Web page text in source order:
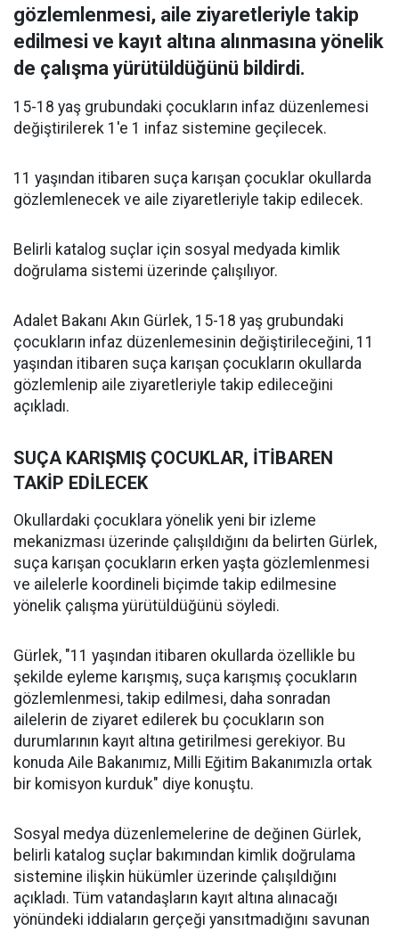
gözlemlenmesi, aile ziyaretleriyle takip
edilmesi ve kayıt altına alınmasına yönelik
de çalışma yürütüldüğünü bildirdi.
15-18 yaş grubundaki çocukların infaz düzenlemesi
değiştirilerek 1'e 1 infaz sistemine geçilecek.
11 yaşından itibaren suça karışan çocuklar okullarda
gözlemlenecek ve aile ziyaretleriyle takip edilecek.
Belirli katalog suçlar için sosyal medyada kimlik
doğrulama sistemi üzerinde çalışılıyor.
Adalet Bakanı Akın Gürlek, 15-18 yaş grubundaki
çocukların infaz düzenlemesinin değiştirileceğini, 11
yaşından itibaren suça karışan çocukların okullarda
gözlemlenip aile ziyaretleriyle takip edileceğini
açıkladı.
SUÇA KARIŞMIŞ ÇOCUKLAR, İTİBAREN
TAKİP EDİLECEK
Okullardaki çocuklara yönelik yeni bir izleme
mekanizması üzerinde çalışıldığını da belirten Gürlek,
suça karışan çocukların erken yaşta gözlemlenmesi
ve ailelerle koordineli biçimde takip edilmesine
yönelik çalışma yürütüldüğünü söyledi.
Gürlek, "11 yaşından itibaren okullarda özellikle bu
şekilde eyleme karışmış, suça karışmış çocukların
gözlemlenmesi, takip edilmesi, daha sonradan
ailelerin de ziyaret edilerek bu çocukların son
durumlarının kayıt altına getirilmesi gerekiyor. Bu
konuda Aile Bakanımız, Milli Eğitim Bakanımızla ortak
bir komisyon kurduk" diye konuştu.
Sosyal medya düzenlemelerine de değinen Gürlek,
belirli katalog suçlar bakımından kimlik doğrulama
sistemine ilişkin hükümler üzerinde çalışıldığını
açıkladı. Tüm vatandaşların kayıt altına alınacağı
yönündeki iddiaların gerçeği yansıtmadığını savunan